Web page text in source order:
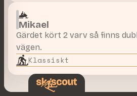
Mikael
Gärdet kört 2 varv så finns
vägen.
Klassiskt